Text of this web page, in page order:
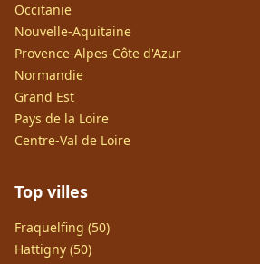
Occitanie
Nouvelle-Aquitaine
Provence-Alpes-Côte d'Azur
Normandie
Grand Est
Pays de la Loire
Centre-Val de Loire
Top villes
Fraquelfing (50)
Hattigny (50)